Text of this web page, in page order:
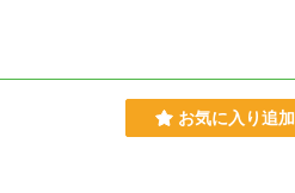
お気に入り追加